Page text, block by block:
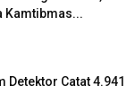
Kamtibmas...
Detektor Catat 4.941